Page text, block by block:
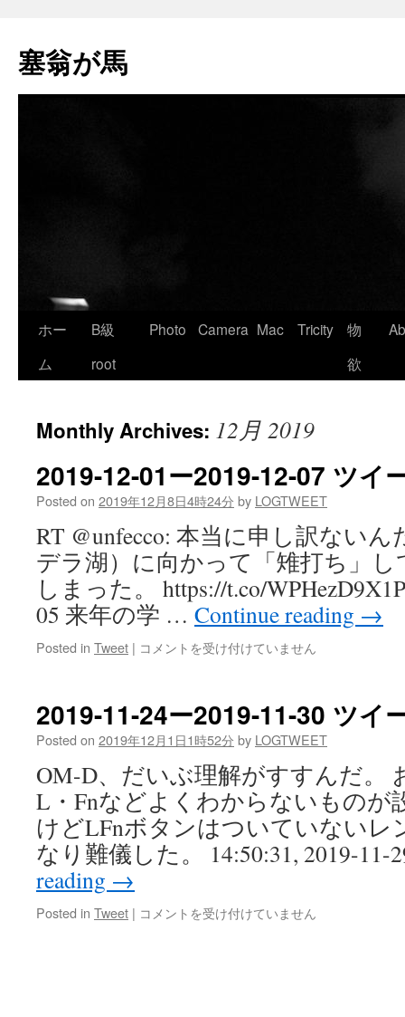
塞翁が馬
Skip
ホー
ム
B級
root
Photo Camera Mac Tricity
物
欲
Monthly Archives: 12月 2019
2019-12-01ー2019-12-07 ツイ
Posted on 2019年12月8日4時24分 by LOGTWEET
RT @unfecco: 本当に申し訳ない
デラ湖）に向かって「雉打ち」
しまった。 https://t.co/
05 来年の学 … Continue reading →
Posted in Tweet | 2019-
2019-
12-
ツ
イ
ー
ト
の
ま
は
コメントを受け付けていません
2019-11-24ー2019-11-30 ツイ
Posted on 2019年12月1日1時52分 by LOGTWEET
OM-D、だいぶ理解がすすんだ。
L・Fnなどよくわからないものが
けどLFnボタンはついていないレ
なり難儀した。 14:50:31, 2019-11-
reading →
Posted in Tweet | 2019-
コメントを受け付けていません